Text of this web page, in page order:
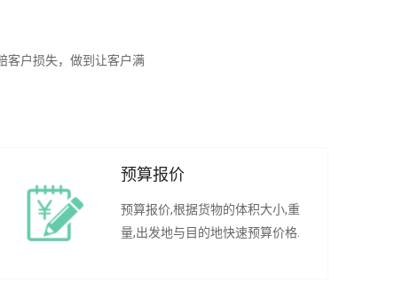
客户损失，做到让客户满
预算报价
预算报价,根据货物的体积大小,重
量,出发地与目的地快速预算价格.